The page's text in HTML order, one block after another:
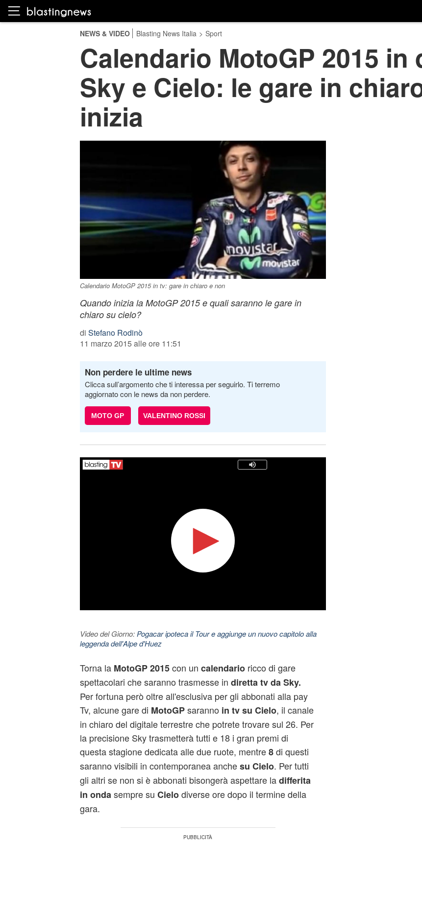
NEWS & VIDEO Blasting News Italia > Sport
Calendario MotoGP 2015 in
Sky e Cielo: le gare in
inizia
Calendario MotoGP 2015 in tv: gare in chiaro e non
Quando inizia la MotoGP 2015 e quali saranno le gare in
chiaro su cielo?
di Stefano Rodinò
11 marzo 2015 alle ore 11:51
Non perdere le ultime news
Clicca sull’argomento che ti interessa per seguirlo. Ti terremo
aggiornato con le news da non perdere.
MOTO GP VALENTINO ROSSI
Video del Giorno: Pogacar ipoteca il Tour e aggiunge un nuovo capitolo alla
leggenda dell'Alpe d'Huez
Torna la MotoGP 2015con un calendarioricco di gare
spettacolari che saranno trasmesse in diretta tv da Sky.
Per fortuna però oltre all'esclusiva per gli abbonati alla pay
Tv, alcune gare di MotoGPsaranno in tv su Cielo, il canale
in chiaro del digitale terrestre che potrete trovare sul 26. Per
la precisione Sky trasmetterà tutti e 18 i gran premi di
questa stagione dedicata alle due ruote, mentre8di questi
saranno visibili in contemporanea anchesu Cielo. Per tutti
gli altri se non si è abbonati bisongerà aspettare ladifferita
in onda sempre su Cielodiverse ore dopo il termine della
gara.